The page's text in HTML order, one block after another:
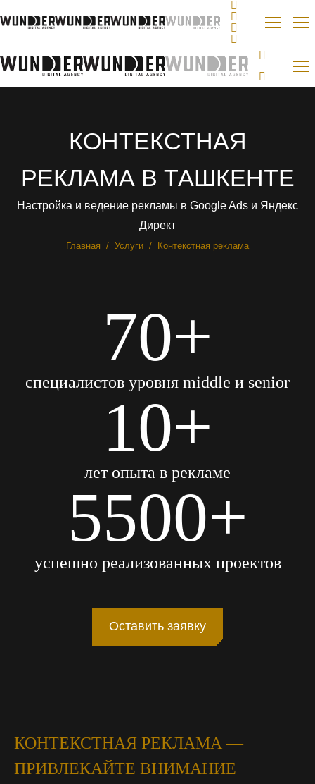
КОНТЕКСТНАЯ
РЕКЛАМА В ТАШКЕНТЕ
Настройка и ведение рекламы в Google Ads и Яндекс
Директ
Вы здесь:
Главная Услуги Контекстная реклама
70+
специалистов уровня middle и senior
10+
лет опыта в рекламе
5500+
успешно реализованных проектов
Оставить заявку
КОНТЕКСТНАЯ РЕКЛАМА —
ПРИВЛЕКАЙТЕ ВНИМАНИЕ